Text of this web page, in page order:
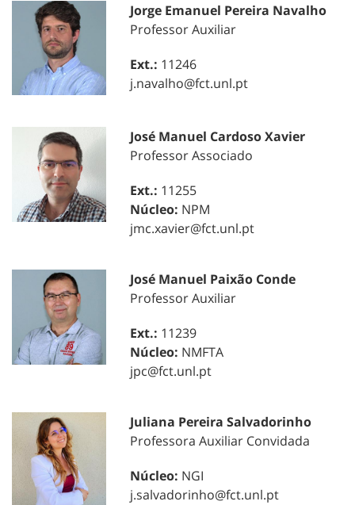
Jorge Emanuel Pereira Navalho
Professor Auxiliar
Ext.: 11246
j.navalho@fct.unl.pt
José Manuel Cardoso Xavier
Professor Associado
Ext.: 11255
Núcleo: NPM
jmc.xavier@fct.unl.pt
José Manuel Paixão Conde
Professor Auxiliar
Ext.: 11239
Núcleo: NMFTA
jpc@fct.unl.pt
Juliana Pereira Salvadorinho
Professora Auxiliar Convidada
Núcleo: NGI
j.salvadorinho@fct.unl.pt